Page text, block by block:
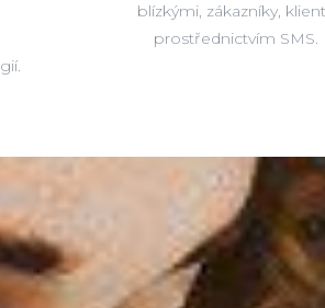
blízkými, zákazníky,
prostřednictvím SMS.